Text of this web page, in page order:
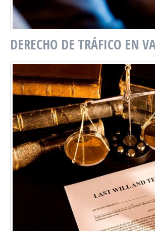
DERECHO DE TRÁFICO EN